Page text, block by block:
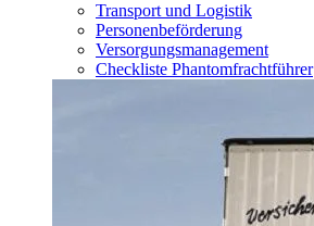
Transport und Logistik
Personenbeförderung
Versorgungsmanagement
Checkliste Phantomfrachtführer